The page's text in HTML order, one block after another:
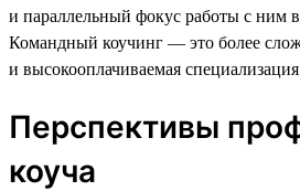
и параллельный фокус работы с ним
Командный коучинг — это более
и высокооплачиваемая
Перспективы
коуча